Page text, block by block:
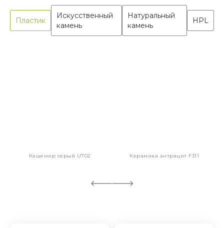
Пластик
Искусственный
камень
Натуральный
камень
HPL
Кашемир серый U702 Керамика антрацит F311